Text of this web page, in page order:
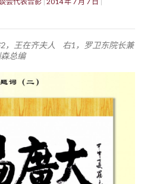
，王在齐夫人 右1，罗卫东院长兼
总编